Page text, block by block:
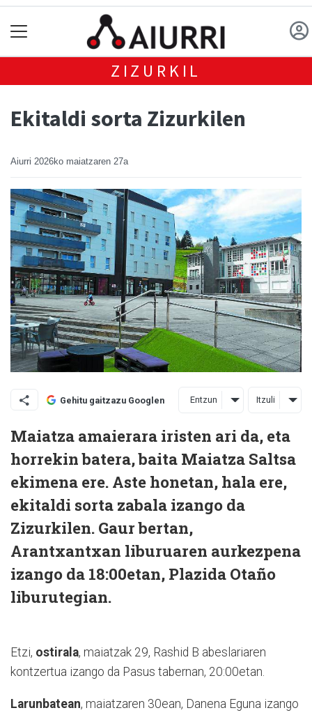
ZIZURKIL
Ekitaldi sorta Zizurkilen
Aiurri 2026ko maiatzaren 27a
Gehitu gaitzazu Googlen Entzun Itzuli
Maiatza amaierara iristen ari da, eta
horrekin batera, baita Maiatza Saltsa
ekimena ere. Aste honetan, hala ere,
ekitaldi sorta zabala izango da
Zizurkilen. Gaur bertan,
Arantxantxan liburuaren aurkezpena
izango da 18:00etan, Plazida Otaño
liburutegian.
Etzi, ostirala, maiatzak 29, Rashid B abeslariaren
kontzertua izango da Pasus tabernan, 20:00etan.
Larunbatean, maiatzaren 30ean, Danena Eguna izango